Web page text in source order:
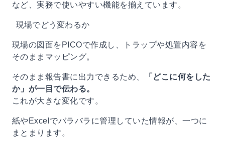
など、実務で使いやすい機能を揃えています。
現場でどう変わるか
現場の図面をPICOで作成し、トラップや処置内容を
そのままマッピング。
そのまま報告書に出力できるため、
「どこに何をした
か」が一目で伝わる。
これが大きな変化です。
紙やExcelでバラバラに管理していた情報が、一つに
まとまります。